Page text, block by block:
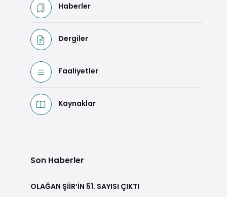
Haberler
Dergiler
Faaliyetler
Kaynaklar
Son Haberler
OLAĞAN ŞİİR’İN 51. SAYISI ÇIKTI